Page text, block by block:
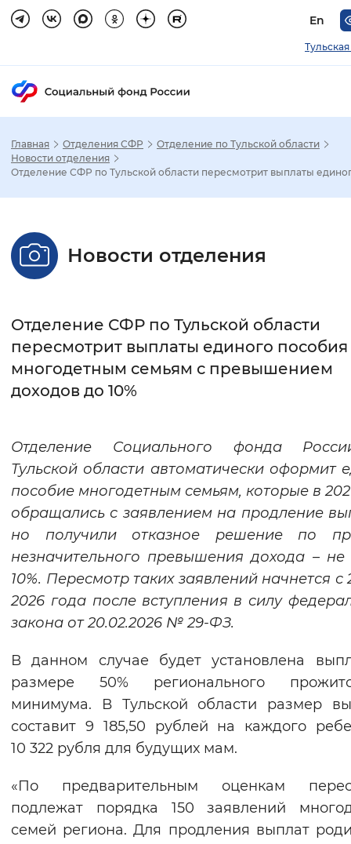
En
Настройка режима отображения
Стандартный Увеличенный
Интервал между буквами
Цвет сайта
Монохромный Инверсивный
Синий фон
Изображения
Включены Выключены
Звуковой ассистент
Воспроизвести Остановить
Вернуть стандартные настройки
Главная Отделения СФР
Отделение по Тульской области
Новости отделения
Отделение СФР по Тульской области пересмотрит выплаты
Новости отделения
Отделение СФР по Тульской области
пересмотрит выплаты единого пособия
многодетным семьям с превышением
доходов до 10%
Отделение Социального фонда
Тульской области автоматически оформит
пособие многодетным семьям, которые в
обращались с заявлением на продление
но получили отказное решение по
незначительного превышения дохода – не
10%. Пересмотр таких заявлений начнется с
2026 года после вступления в силу
закона от 20.02.2026 № 29-ФЗ.
В данном случае будет установлена
размере 50% регионального
минимума. В Тульской области размер
составит 9 185,50 рублей на каждого
10 322 рубля для будущих мам.
«По предварительным оценкам
подлежат порядка 150 заявлений
семей региона. Для продления выплат